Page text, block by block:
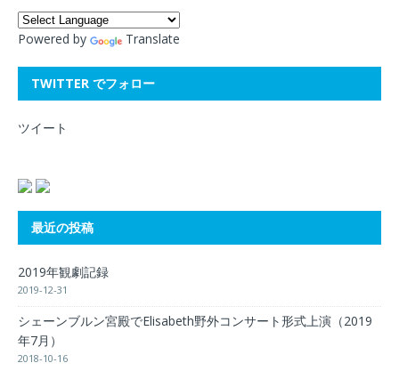
Powered by Translate
TWITTER でフォロー
ツイート
最近の投稿
2019年観劇記録
2019-12-31
シェーンブルン宮殿でElisabeth野外コンサート形式上演（2019
年7月）
2018-10-16